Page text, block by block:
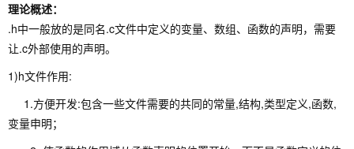
理论概述：
.h中一般放的是同名.c文件中定义的变量、数组、函数的声明，需要
让.c外部使用的声明。
1)h文件作用:
1.方便开发:包含一些文件需要的共同的常量,结构,类型定义,函数,
变量申明；